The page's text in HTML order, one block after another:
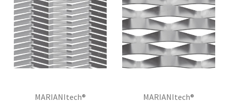
MARIANItech® MARIANItech®